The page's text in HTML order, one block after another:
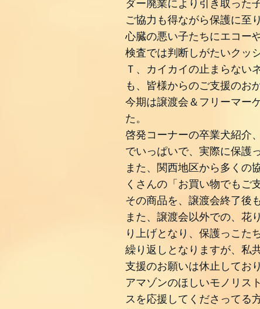
ダー廃業により引き取った
ご協力も得ながら保護に至
心臓の悪い子たちにエコー
検査では判断しがたいクッ
Ｔ、カイカイの止まらない
も、皆様からのご支援のお
今期は譲渡会＆フリーマー
た。
啓発コーナーの卒業犬紹介
でいっぱいで、実際に保護
また、関西地区から多くの
くさんの「お買い物でもご
その商品を、譲渡会終了後
また、譲渡会以外での、花
り上げとなり、保護っこた
繰り返しとなりますが、私
支援のお願いは休止しており
アマゾンのほしいモノリス
スを応援してくださってる